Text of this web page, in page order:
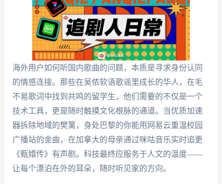
海外用户如何听国内歌曲的问题，本质是寻求身份认同
的情感连接。那些在吴侬软语歌谣里成长的华人，在毛
不易歌词中找到共鸣的留学生，他们需要的不仅是一个
技术工具，更是随时触摸文化根脉的通道。当优质加速
器拆除地域的樊篱，身处巴黎的你能用网易云重温校园
广播站的金曲，在加拿大的母亲通过咪咕音乐实时追更
《甄嬛传》有声剧。科技最终应服务于人文的温度——
让每个漂泊在外的耳朵，随时听见家的方向。